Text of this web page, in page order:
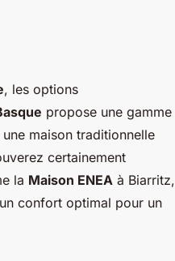
, les options
propose une gamme
maison traditionnelle
certainement
la Maison ENEA à Biarritz,
confort optimal pour un